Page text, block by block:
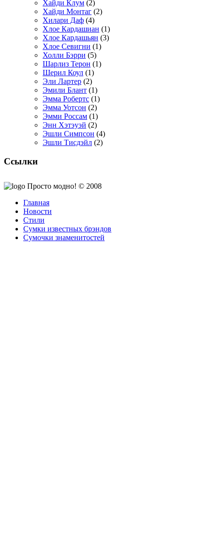
Хайди Клум (2)
Хайди Монтаг (2)
Хилари Даф (4)
Хлое Кардашиан (1)
Хлое Кардашьян (3)
Хлое Севигни (1)
Холли Бэрри (5)
Шарлиз Терон (1)
Шерил Коул (1)
Эли Лартер (2)
Эмили Блант (1)
Эмма Робертс (1)
Эмма Уотсон (2)
Эмми Россам (1)
Энн Хэтэуэй (2)
Эшли Симпсон (4)
Эшли Тисдэйл (2)
Ссылки
Просто модно! © 2008
Главная
Новости
Стили
Сумки известных брэндов
Сумочки знаменитостей